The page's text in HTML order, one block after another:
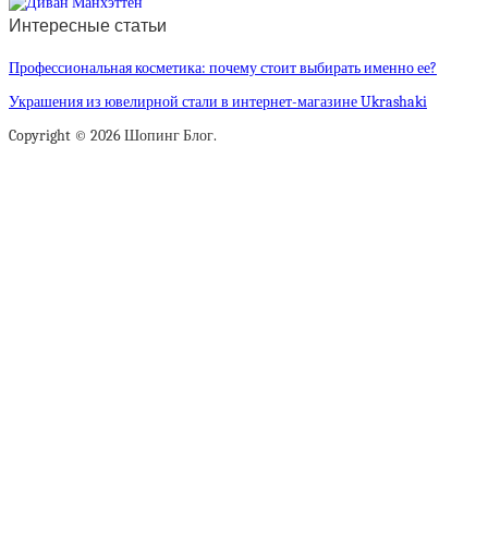
Интересные статьи
Профессиональная косметика: почему стоит выбирать именно ее?
Украшения из ювелирной стали в интернет-магазине Ukrashaki
Copyright © 2026 Шопинг Блог.